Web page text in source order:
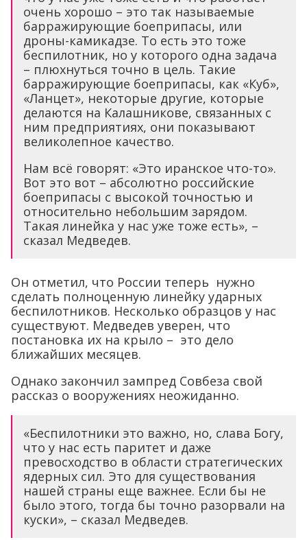
очень хорошо – это так называемые
барражирующие боеприпасы, или
дроны-камикадзе. То есть это тоже
беспилотник, но у которого одна задача
– плюхнуться точно в цель. Такие
барражирующие боеприпасы, как «Куб»,
«Ланцет», некоторые другие, которые
делаются на Калашникове, связанных с
ним предприятиях, они показывают
великолепное качество.
Нам всё говорят: «Это иранское что-то».
Вот это вот – абсолютно российские
боеприпасы с высокой точностью и
относительно небольшим зарядом.
Такая линейка у нас уже тоже есть», –
сказал Медведев.
Он отметил, что России теперь нужно
сделать полноценную линейку ударных
беспилотников. Несколько образцов у нас
существуют. Медведев уверен, что
постановка их на крыло – это дело
ближайших месяцев.
Однако закончил зампред Совбеза свой
рассказ о вооружениях неожиданно.
«Беспилотники это важно, но, слава Богу,
что у нас есть паритет и даже
превосходство в области стратегических
ядерных сил. Это для существования
нашей страны еще важнее. Если бы не
было этого, тогда бы точно разорвали на
куски», – сказал Медведев.